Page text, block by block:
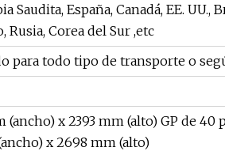
Saudita, España, Canadá, EE.
Rusia, Corea del Sur ,etc
para todo tipo de transporte o
x 2393 mm (alto) GP de
x 2698 mm (alto)